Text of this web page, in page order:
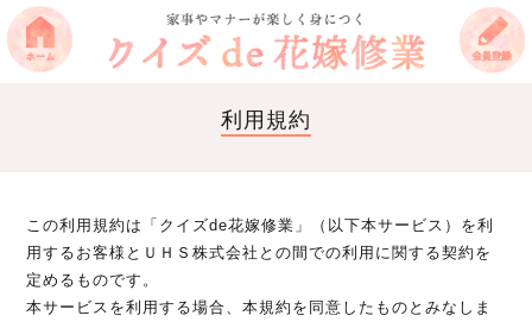
利用規約
この利用規約は「クイズde花嫁修業」（以下本サービス）を利
用するお客様とＵＨＳ株式会社との間での利用に関する契約を
定めるものです。
本サービスを利用する場合、本規約を同意したものとみなしま